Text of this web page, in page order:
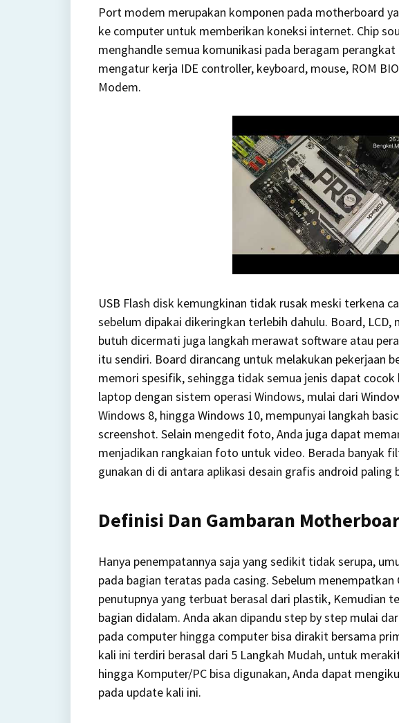
Port modem merupakan komponen pada motherboard
ke computer untuk memberikan koneksi internet. Chip
menghandle semua komunikasi pada beragam
mengatur kerja IDE controller, keyboard, mouse, ROM
Modem.
USB Flash disk kemungkinan tidak rusak meski terkena
sebelum dipakai dikeringkan terlebih dahulu. Board, LCD,
butuh dicermati juga langkah merawat software atau
itu sendiri. Board dirancang untuk melakukan pekerjaan
memori spesifik, sehingga tidak semua jenis dapat
laptop dengan sistem operasi Windows, mulai dari
Windows 8, hingga Windows 10, mempunyai langkah
screenshot. Selain mengedit foto, Anda juga dapat
menjadikan rangkaian foto untuk video. Berada banyak
gunakan di di antara aplikasi desain grafis android paling
Definisi Dan Gambaran
Hanya penempatannya saja yang sedikit tidak serupa,
pada bagian teratas pada casing. Sebelum menempatkan
penutupnya yang terbuat berasal dari plastik, Kemudian
bagian didalam. Anda akan dipandu step by step mulai
pada computer hingga computer bisa dirakit bersama
kali ini terdiri berasal dari 5 Langkah Mudah, untuk
hingga Komputer/PC bisa digunakan, Anda dapat
pada update kali ini.